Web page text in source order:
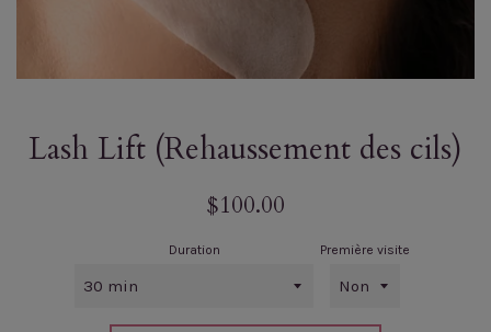
Lash Lift (Rehaussement des cils)
Prix
$100.00
Duration Première visite